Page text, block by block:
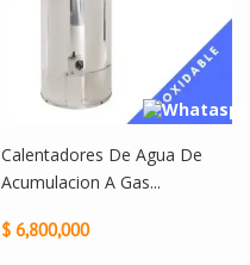
Calentadores De Agua De
Acumulacion A Gas...
$ 6,800,000